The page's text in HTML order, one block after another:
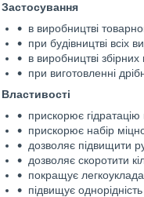
Застосування
в виробництві
при будівництві всіх
в виробництві збірних
при виготовленні
Властивості
прискорює
прискорює набір
дозволяє підвищити
дозволяє скоротити
покращує
підвищує